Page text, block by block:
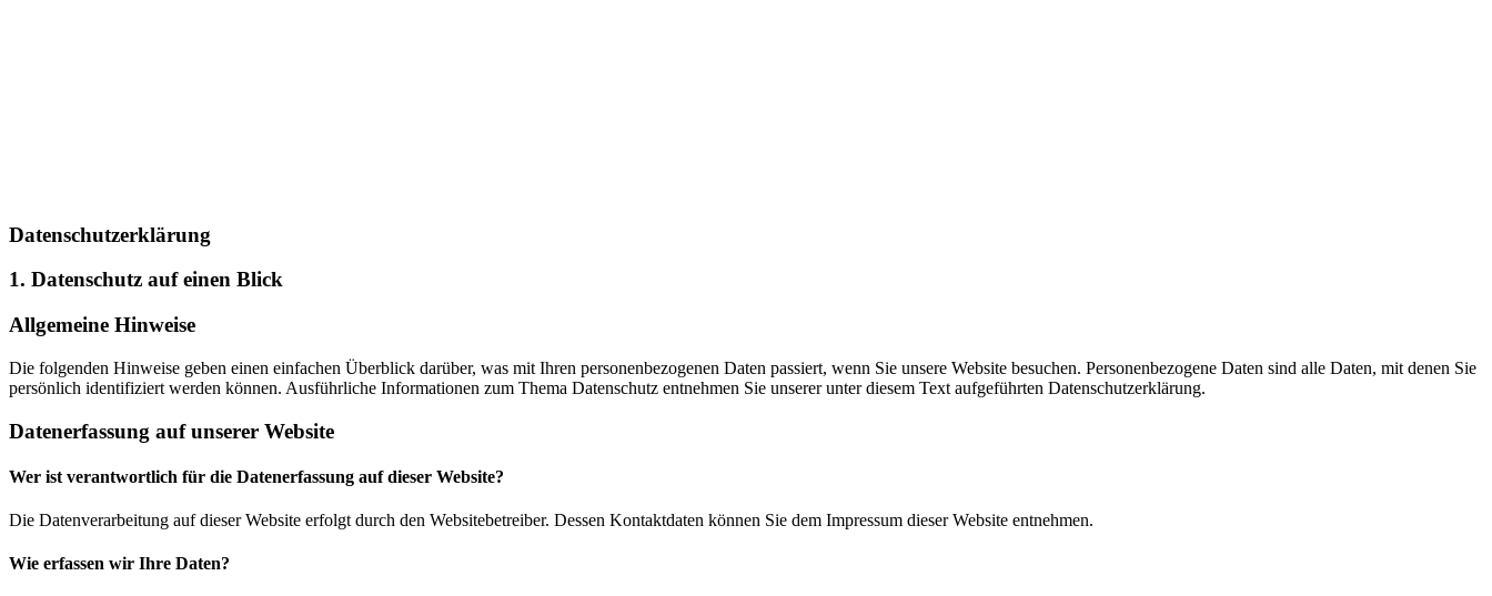
Datenschutzerklärung
1. Datenschutz auf einen Blick
Allgemeine Hinweise
Die folgenden Hinweise geben einen einfachen Überblick darüber, was mit Ihren personenbezogenen Daten passiert, wenn Sie unsere Website besuchen. Personenbezogene Daten sind alle Daten, mit denen Sie
persönlich identifiziert werden können. Ausführliche Informationen zum Thema Datenschutz entnehmen Sie unserer unter diesem Text aufgeführten Datenschutzerklärung.
Datenerfassung auf unserer Website
Wer ist verantwortlich für die Datenerfassung auf dieser Website?
Die Datenverarbeitung auf dieser Website erfolgt durch den Websitebetreiber. Dessen Kontaktdaten können Sie dem Impressum dieser Website entnehmen.
Wie erfassen wir Ihre Daten?